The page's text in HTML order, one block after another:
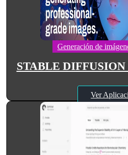
Generación de
STABLE
Ver